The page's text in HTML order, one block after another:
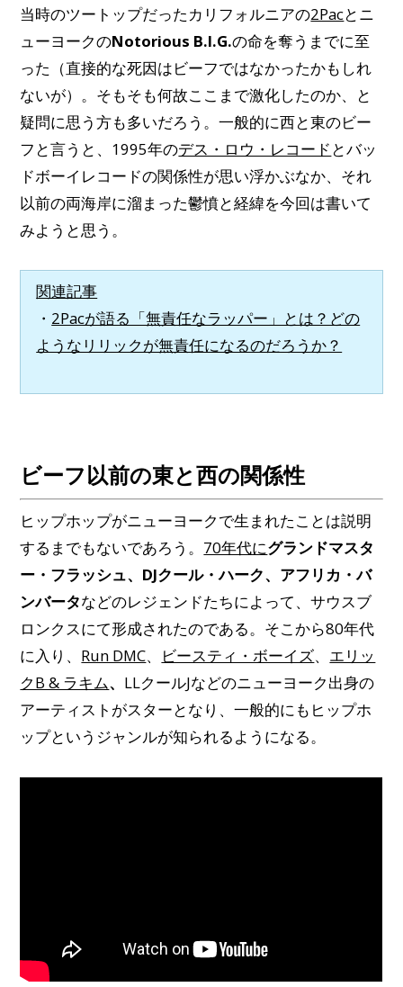
当時のツートップだったカリフォルニアの2Pacとニ
ューヨークのNotorious B.I.G.の命を奪うまでに至
った（直接的な死因はビーフではなかったかもしれ
ないが）。そもそも何故ここまで激化したのか、と
疑問に思う方も多いだろう。一般的に西と東のビー
フと言うと、1995年のデス・ロウ・レコード とバッ
ドボーイレコードの関係性が思い浮かぶなか、それ
以前の両海岸に溜まった鬱憤と経緯を今回は書いて
みようと思う。
関連記事
・ 2Pacが語る「無責任なラッパー」とは？どの
ようなリリックが無責任になるのだろうか？
ビーフ以前の東と西の関係性
ヒップホップがニューヨークで生まれたことは説明
するまでもないであろう。 70年代にグランドマスタ
ー・フラッシュ、DJクール・ハーク、アフリカ・バ
ンバータなどのレジェンドたちによって、サウスブ
ロンクスにて形成されたのである。そこから80年代
に入り、 Run DMC、 ビースティ・ボーイズ、 エリッ
クB & ラキム、 LLクールJなどのニューヨーク出身の
アーティストがスターとなり、一般的にもヒップホ
ップというジャンルが知られるようになる。